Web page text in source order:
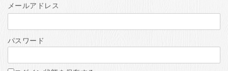
銀座夏野・箸長
ご利用ガイド
メールアドレス
パスワード